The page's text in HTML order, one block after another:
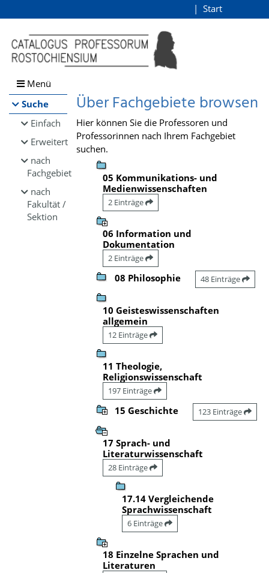
Browsen
direkt zum Inhalt
Start
Menü
Suche
Einfach
Erweitert
nach
Fachgebiet
nach
Fakultät /
Sektion
Über Fachgebiete browsen
Hier können Sie die Professoren und
Professorinnen nach Ihrem Fachgebiet
suchen.
05 Kommunikations- und
Medienwissenschaften
2 Einträge
06 Information und
Dokumentation
2 Einträge
08 Philosophie 48 Einträge
10 Geisteswissenschaften
allgemein
12 Einträge
11 Theologie,
Religionswissenschaft
197 Einträge
15 Geschichte 123 Einträge
17 Sprach- und
Literaturwissenschaft
28 Einträge
17.14 Vergleichende
Sprachwissenschaft
6 Einträge
18 Einzelne Sprachen und
Literaturen